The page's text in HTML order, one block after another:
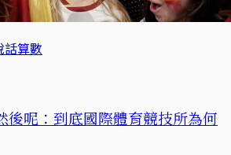
話算數
後呢：到底國際體育競技所為何